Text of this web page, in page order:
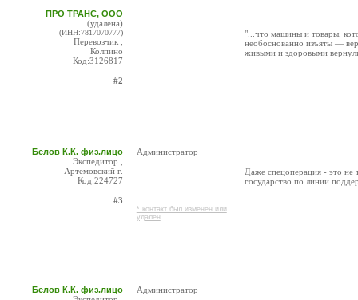
ПРО ТРАНС, ООО
(удалена)
(ИНН:7817070777)
Перевозчик ,
Колпино
Код:3126817
#2
"...что машины и товары,
необоснованно изъяты —
живыми и здоровыми
Белов К.К. физ.лицо
Экспедитор ,
Артемовский г.
Код:224727
#3
Aдминистратор
* контакт был изменен или
удален
Даже спецоперация - это не
государство по линии
Белов К.К. физ.лицо
Aдминистратор